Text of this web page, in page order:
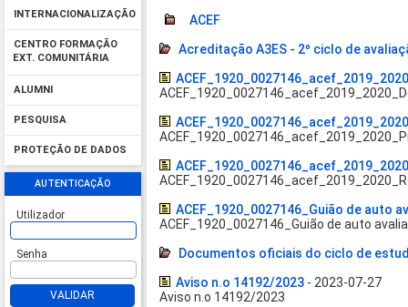
INTERNACIONALIZAÇÃO
CENTRO FORMAÇÃO
EXT. COMUNITÁRIA
ALUMNI
PESQUISA
PROTEÇÃO DE DADOS
AUTENTICAÇÃO
Utilizador
Senha
VALIDAR
ACEF
Acreditação A3ES - 2º ciclo de
ACEF_1920_0027146_Guião de auto
ACEF_1920_0027146_Guião de auto
Documentos oficiais do ciclo de
Aviso n.o 14192/2023 - 2023-07-27
Aviso n.o 14192/2023